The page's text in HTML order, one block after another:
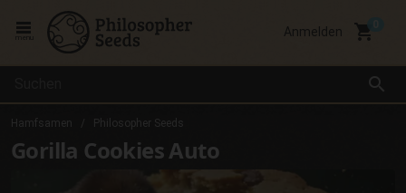
search
Anmelden local_grocery_store
Hamfsamen Philosopher Seeds
Gorilla Cookies Auto